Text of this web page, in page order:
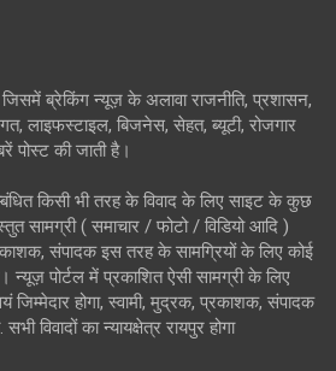
जिसमें ब्रेकिंग न्यूज़ के अलावा राजनीति, प्रशासन,
लाइफस्टाइल, बिजनेस, सेहत, ब्यूटी, रोजगार
पोस्ट की जाती है।
किसी भी तरह के विवाद के लिए साइट के कुछ
सामग्री ( समाचार / फोटो / विडियो आदि )
संपादक इस तरह के सामग्रियों के लिए कोई
न्यूज़ पोर्टल में प्रकाशित ऐसी सामग्री के लिए
जिम्मेदार होगा, स्वामी, मुद्रक, प्रकाशक, संपादक
विवादों का न्यायक्षेत्र रायपुर होगा